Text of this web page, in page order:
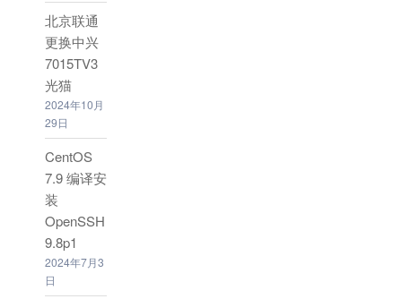
北京联通
更换中兴
7015TV3
光猫
2024年10月
29日
CentOS
7.9 编译安
装
OpenSSH
9.8p1
2024年7月3
日